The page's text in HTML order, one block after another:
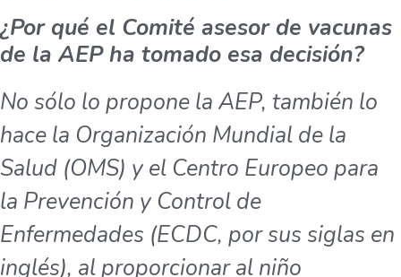
¿Por qué el Comité asesor de vacunas
de la AEP ha tomado esa decisión?
No sólo lo propone la AEP, también lo
hace la Organización Mundial de la
Salud (OMS) y el Centro Europeo para
la Prevención y Control de
Enfermedades (ECDC, por sus siglas en
inglés), al proporcionar al niño